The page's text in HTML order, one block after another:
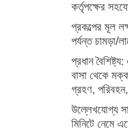
কর্তৃপক্ষের
প্রকল্পের মূল
পর্যন্ত চামড়া/
প্রধান বৈশিষ্ট্য:
বাসা থেকে
গ্রহণ, পরিবহন,
উল্লেখযোগ্য
মিনিটে নেমে